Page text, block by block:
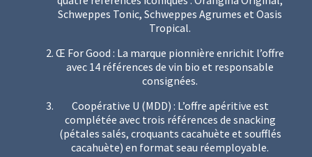
Schweppes Tonic, Schweppes Agrumes et Oasis
Tropical.
Œ For Good : La marque pionnière enrichit l’offre
avec 14 références de vin bio et responsable
consignées.
Coopérative U (MDD) : L’offre apéritive est
complétée avec trois références de snacking
(pétales salés, croquants cacahuète et soufflés
cacahuète) en format seau réemployable.